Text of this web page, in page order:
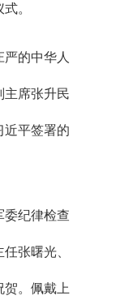
。
严的中华人
主席张升民
近平签署的
委纪律检查
张曙光、
贺。佩戴上